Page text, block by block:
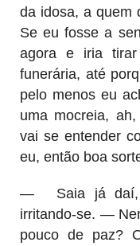
da idosa, a
Se eu fosse a
agora e iria
funerária, até
pelo menos eu
uma mocreia,
vai se entender
eu, então boa
—
Saia já
irritando-se. —
pouco de paz?